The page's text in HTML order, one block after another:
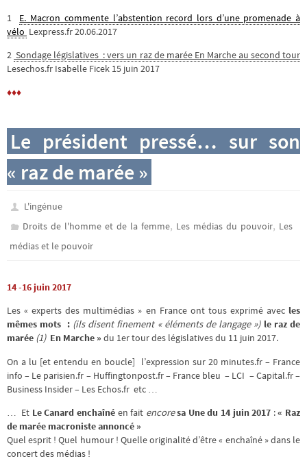
1 E. Macron commente l’abstention record lors d’une promenade à
vélo Lexpress.fr 20.06.2017
2 Sondage législatives : vers un raz de marée En Marche au second tour
Lesechos.fr Isabelle Ficek 15 juin 2017
♦♦♦
Le président pressé… sur son
« raz de marée »
L'ingénue
Droits de l'homme et de la femme, Les médias du pouvoir, Les
médias et le pouvoir
14 -16 juin 2017
Les « experts des multimédias » en France ont tous exprimé avec les
mêmes mots : (ils disent finement « éléments de langage ») le raz de
marée (1)En Marche » du 1er tour des législatives du 11 juin 2017.
On a lu [et entendu en boucle] l’expression sur 20 minutes.fr – France
info – Le parisien.fr – Huffingtonpost.fr – France bleu – LCI – Capital.fr –
Business Insider – Les Echos.fr etc …
… Et Le Canard enchaînéen fait encoresa Une du 14 juin 2017 :« Raz
de marée macroniste annoncé »
Quel esprit ! Quel humour ! Quelle originalité d’être « enchaîné » dans le
concert des médias !